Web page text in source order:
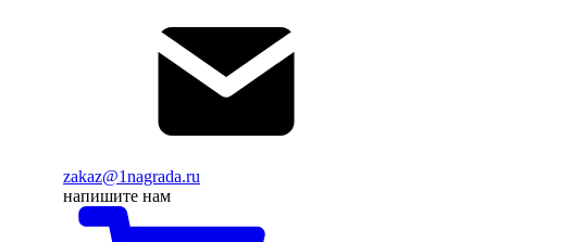
zakaz@1nagrada.ru
напишите нам